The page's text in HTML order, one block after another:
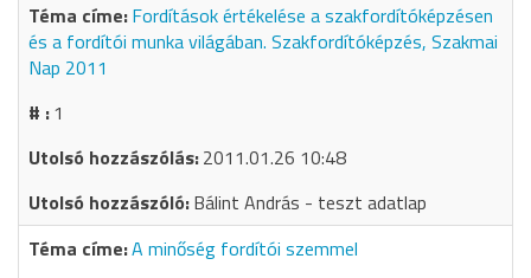
Fordítások értékelése a szakfordítóképzésen
és a fordítói munka világában. Szakfordítóképzés, Szakmai
Nap 2011
1
2011.01.26 10:48
Bálint András - teszt adatlap
A minőség fordítói szemmel